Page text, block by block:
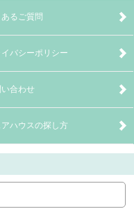
あるご質問
イバシーポリシー
合わせ
アハウスの探し方